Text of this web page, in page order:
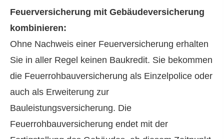
Feuerversicherung mit Ge­bäude­ver­si­che­rung
kombinieren:
Ohne Nachweis einer Feuerversicherung erhalten
Sie in aller Regel keinen Baukredit. Sie bekommen
die Feuerrohbauversicherung als Einzelpolice oder
auch als Erweiterung zur
Bauleistungsversicherung. Die
Feuerrohbauversicherung endet mit der